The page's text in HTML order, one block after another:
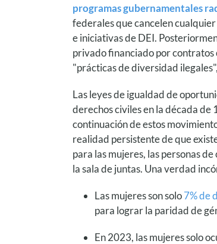
programas gubernamentales
federales que cancelen
e iniciativas de DEI.
privado financiado por contratos
"prácticas de diversidad
Las leyes de igualdad de
derechos civiles en la década de
continuación de estos
realidad persistente de que
para las mujeres, las personas
la sala de juntas. Una verdad
Las mujeres son solo7% de
para lograr la paridad de
En 2023, las mujeres solo